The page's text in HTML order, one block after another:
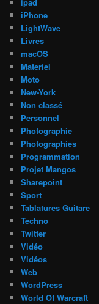
iPhone
LightWave
Livres
macOS
Materiel
Moto
New-York
Non classé
Personnel
Photographie
Photographies
Programmation
Projet Mangos
Sharepoint
Sport
Tablatures Guitare
Techno
Twitter
Vidéo
Vidéos
Web
WordPress
World Of Warcraft